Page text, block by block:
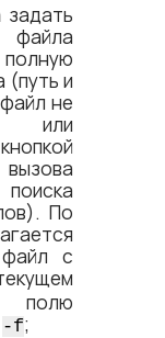
задать
(путь и
не
или
По
с
полю
-f;